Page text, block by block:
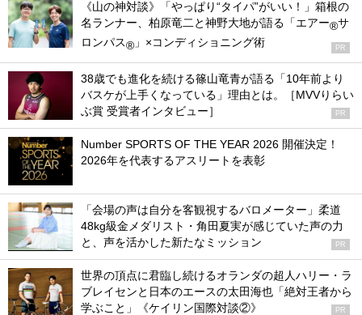
《山の神対談》「やっぱり“タイパ”がいい！」箱根の
名ランナー、柏原竜二と神野大地が語る「エアー®サ
ロンパス® 」×コンディショニング術 PR
38歳でも進化を続ける篠山竜青が語る「10年前より
バスケが上手くなっている」理由とは。［MVVりらい
ぶ賞 受賞者インタビュー］
PR
Number SPORTS OF THE YEAR 2026 開催決定！
2026年を代表するアスリートを表彰
「会場の声は自分を客観視するバロメーター」柔道
48kg級金メダリスト・角田夏実が感じていた声の力
と、声を活かした新たなミッション
PR
世界の頂点に君臨し続けるオランダの超人ハリー・ラ
ブレイセンと日本のエースの太田海也「絶対王者から
学ぶこと」《ケイリン国際対談②》
PR